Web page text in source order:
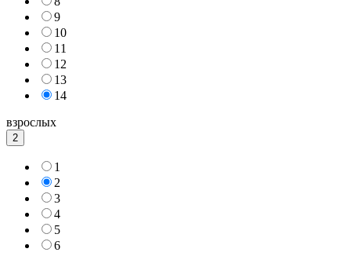
9
10
11
12
13
14
взрослых
2
1
2
3
4
5
6